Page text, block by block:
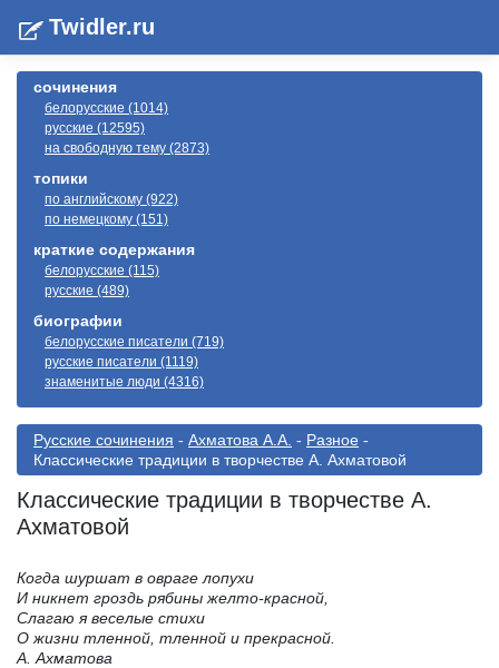
Twidler.ru
сочинения
белорусские (1014)
русские (12595)
на свободную тему (2873)
топики
по английскому (922)
по немецкому (151)
краткие содержания
белорусские (115)
русские (489)
биографии
белорусские писатели (719)
русские писатели (1119)
знаменитые люди (4316)
Русские сочинения - Ахматова А.А. - Разное -
Классические традиции в творчестве А. Ахматовой
Классические традиции в творчестве А.
Ахматовой
Когда шуршат в овраге лопухи
И никнет гроздь рябины желто-красной,
Слагаю я веселые стихи
О жизни тленной, тленной и прекрасной.
А. Ахматова